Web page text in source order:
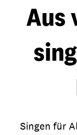
Aus
Singen für